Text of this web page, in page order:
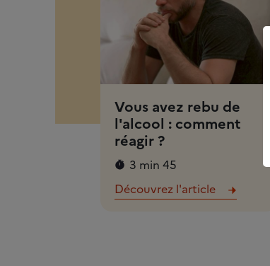
Vous avez rebu de
l'alcool : comment
réagir ?
3 min 45
Découvrez l'article